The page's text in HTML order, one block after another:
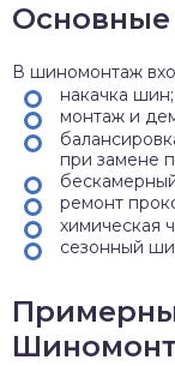
В шиномонтаж
накачка шин;
монтаж и
при замене
ремонт
химическая
сезонный